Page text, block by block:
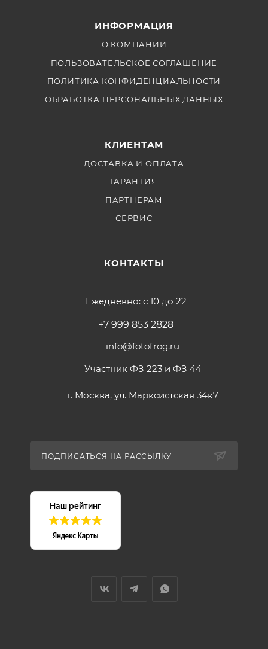
ИНФОРМАЦИЯ
О КОМПАНИИ
ПОЛЬЗОВАТЕЛЬСКОЕ СОГЛАШЕНИЕ
ПОЛИТИКА КОНФИДЕНЦИАЛЬНОСТИ
ОБРАБОТКА ПЕРСОНАЛЬНЫХ ДАННЫХ
КЛИЕНТАМ
ДОСТАВКА И ОПЛАТА
ГАРАНТИЯ
ПАРТНЕРАМ
СЕРВИС
КОНТАКТЫ
Ежедневно: с 10 до 22
+7 999 853 2828
info@fotofrog.ru
Участник ФЗ 223 и ФЗ 44
г. Москва, ул. Марксистская 34к7
ПОДПИСАТЬСЯ НА РАССЫЛКУ